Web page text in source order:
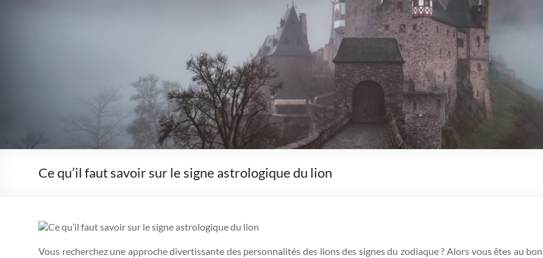
Ce qu’il faut savoir sur le signe astrologique du lion
Vous recherchez une approche divertissante des personnalités des lions des signes du zodiaque ? Alors vous êtes au